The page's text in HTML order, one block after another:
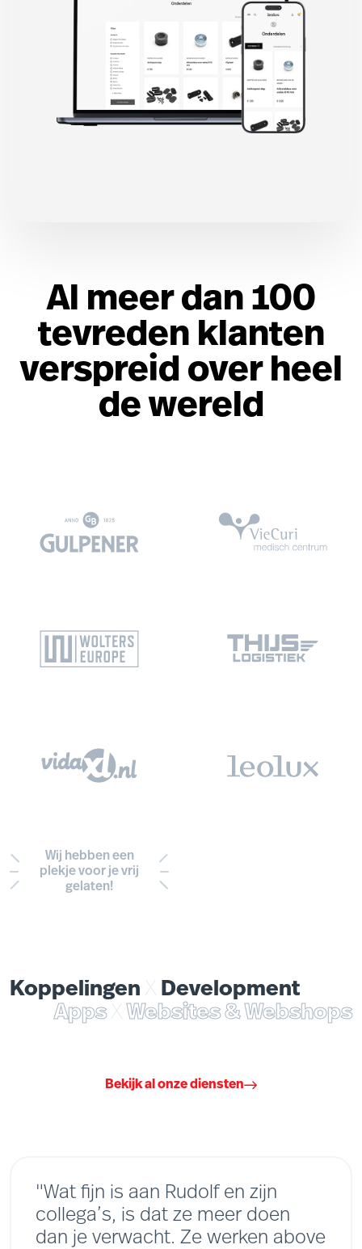
Al meer dan 100
tevreden klanten
verspreid over heel
de wereld
Wij hebben een
plekje voor je vrij
gelaten!
Koppelingen X Development
Apps X Websites & Webshops
Bekijk al onze diensten
"Wat fijn is aan Rudolf en zijn
collega’s, is dat ze meer doen
dan je verwacht. Ze werken above